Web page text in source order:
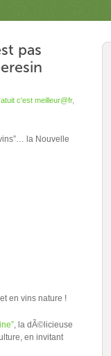
pas
c'est meilleur@fr,
la Nouvelle
en vins nature !
, la dÃ©licieuse
en invitant